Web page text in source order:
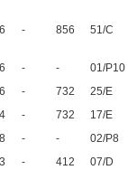
- 856 51/C
- - 01/P10
- 732 25/E
- 732 17/E
- - 02/P8
- 412 07/D